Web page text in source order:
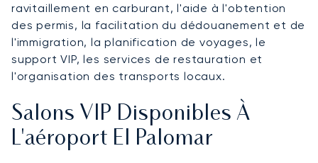
ravitaillement en carburant, l'aide à l'obtention
des permis, la facilitation du dédouanement et de
l'immigration, la planification de voyages, le
support VIP, les services de restauration et
l'organisation des transports locaux.
Salons VIP Disponibles À
L'aéroport El Palomar